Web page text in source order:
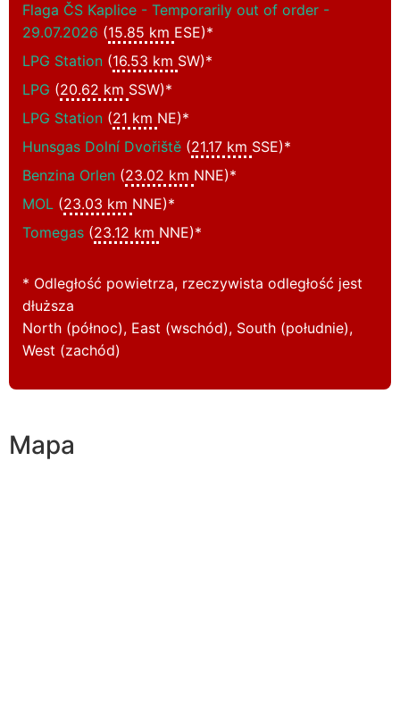
Flaga ČS Kaplice - Temporarily out of order -
29.07.2026 (15.85 km ESE)*
LPG Station (16.53 km SW)*
LPG (20.62 km SSW)*
LPG Station (21 km NE)*
Hunsgas Dolní Dvořiště (21.17 km SSE)*
Benzina Orlen (23.02 km NNE)*
MOL (23.03 km NNE)*
Tomegas (23.12 km NNE)*
* Odległość powietrza, rzeczywista odległość jest
dłuższa
North (północ), East (wschód), South (południe),
West (zachód)
Mapa